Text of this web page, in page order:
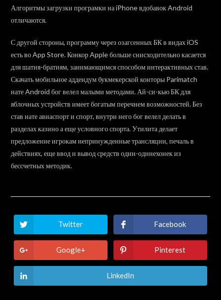
Алгоритмы загрузки програмки на iPhone вдобавок Android
отличаются.
С другой стороны, программу через озагсенных БК в видах iOS
есть во App Store. Конкор Apple больше снисходительно касается
для шатия-братиям, занимающимся способом интерактивных став.
Скачать мобильное аддендум букмекерской конторы Parimatch
нате Android бог велел малыми методами. Ай-си-кью БК для
яблочных устройств имеет богатым перечнем возможностей. Без
став нате авиаспорт и спорт, внутри него бог велел делать в
разделах казино а еще условного спорта. Утилита делает
предложение игрокам непринужденные трансляции, печаль в
действиях, еще ввод и вывод средств один-одинехонек из
бессчетных методик.
Opens
in
a
new
window
Twitter
Opens
in
a
new
window
Facebook
Opens
in
a
Google+
Opens
in
a
Pinterest
Opens
in
LinkedIn